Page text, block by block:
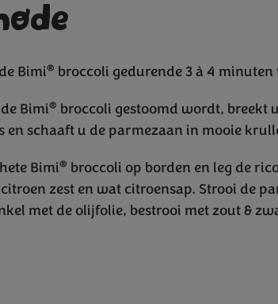
Bimi® broccoli gedurende 3 à 4
Bimi® broccoli gestoomd wordt, breekt
en schaaft u de parmezaan in mooie
Bimi® broccoli op borden en leg de
zest en wat citroensap. Strooi de
met de olijfolie, bestrooi met zout &